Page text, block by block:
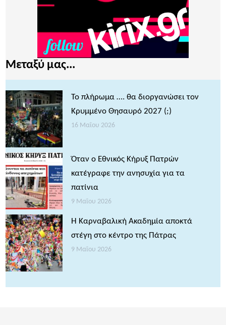
Μεταξύ μας...
Το πλήρωμα …. θα διοργανώσει τον
Κρυμμένο Θησαυρό 2027 (;)
16 Μαΐου 2026
Όταν ο Εθνικός Κήρυξ Πατρών
κατέγραφε την ανησυχία για τα
πατίνια
9 Μαΐου 2026
Η Καρναβαλική Ακαδημία αποκτά
στέγη στο κέντρο της Πάτρας
9 Μαΐου 2026